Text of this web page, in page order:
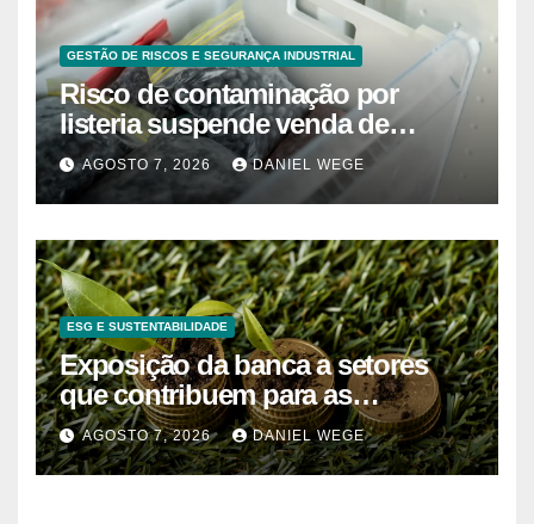
GESTÃO DE RISCOS E SEGURANÇA INDUSTRIAL
Risco de contaminação por
listeria suspende venda de
mirtilos em fábricas da América
do Norte – Mix Vale
AGOSTO 7, 2026 DANIEL WEGE
ESG E SUSTENTABILIDADE
Exposição da banca a setores
que contribuem para as
alterações climáticas mantém-se
nos 62%
AGOSTO 7, 2026 DANIEL WEGE